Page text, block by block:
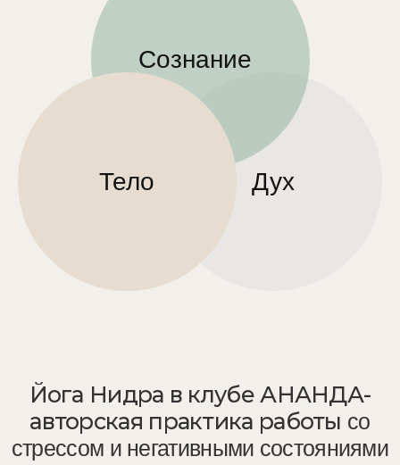
авторская практика работы
стрессом и негативными состояниями
Нехватка энергии
Раздражительность, агрессия
Проблемы со сном
Хроническая усталость
Постоянный поток мыслей
подсознания.
В состоянии глубокого расслабления под
голос ведущего вы отпускаете все мысли,
формируете намерение на практику и
позитивные установки. Они закрепляются в